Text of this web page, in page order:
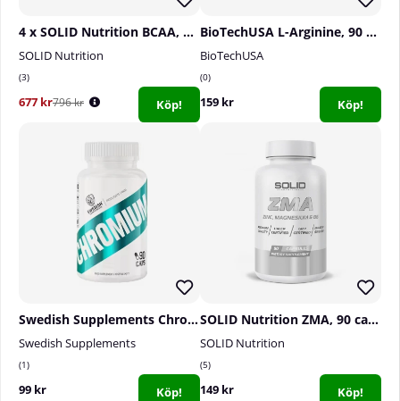
4 x SOLID Nutrition BCAA, 300 g
SOLID Nutrition
3
677 kr796 kr Köp!
BioTechUSA L-Arginine, 90 caps
BioTechUSA
0
159 kr Köp!
Swedish Supplements Chromium, 90 caps
Swedish Supplements
1
99 kr Köp!
SOLID Nutrition ZMA, 90 caps
SOLID Nutrition
5
149 kr Köp!